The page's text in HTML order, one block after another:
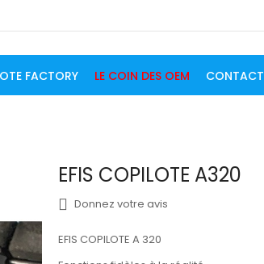
FACTORY LE COIN DES OEM CONTACT
EFIS COPILOTE A320
Donnez votre avis
EFIS COPILOTE A 320